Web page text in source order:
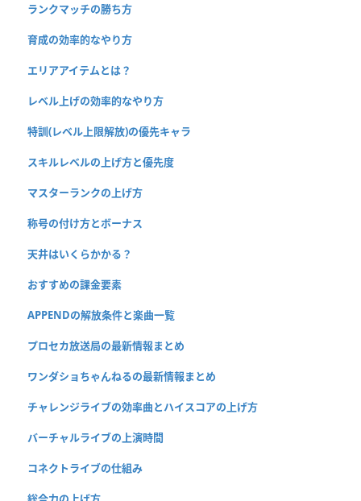
ランクマッチの勝ち方
育成の効率的なやり方
エリアアイテムとは？
レベル上げの効率的なやり方
特訓(レベル上限解放)の優先キャラ
スキルレベルの上げ方と優先度
マスターランクの上げ方
称号の付け方とボーナス
天井はいくらかかる？
おすすめの課金要素
APPENDの解放条件と楽曲一覧
プロセカ放送局の最新情報まとめ
ワンダショちゃんねるの最新情報まとめ
チャレンジライブの効率曲とハイスコアの上げ方
バーチャルライブの上演時間
コネクトライブの仕組み